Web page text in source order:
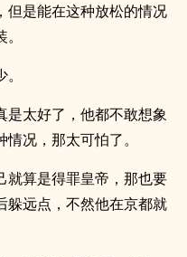
但是能在这种放松的情况
是太好了，他都不敢想象
况，那太可怕了。
就算是得罪皇帝，那也要
躲远点，不然他在京都就